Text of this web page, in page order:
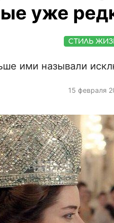
уже
СТИЛЬ
ими называли
15 февраля